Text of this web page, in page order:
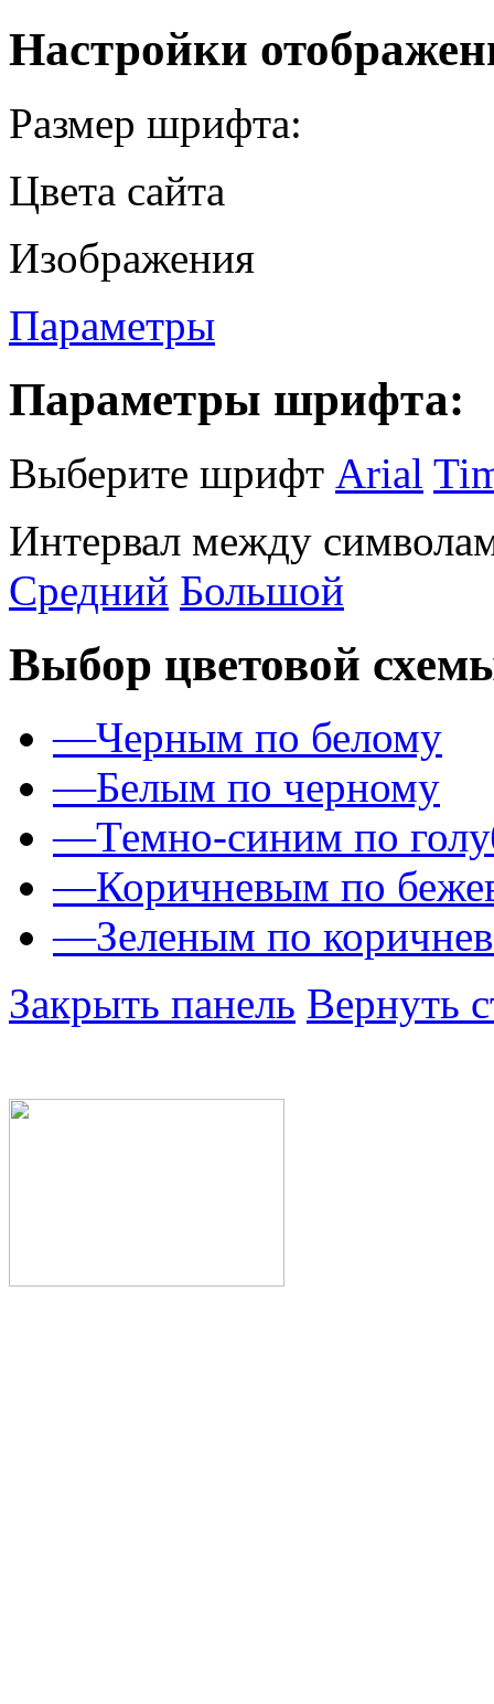
Настройки
Размер шрифта:
Цвета сайта
Изображения
Параметры
Параметры шрифта:
Выберите шрифт Arial
Интервал между
Средний Большой
Выбор цветовой
—Черным по белому
—Белым по черному
—Темно-синим по
—Коричневым по
—Зеленым по
Закрыть панель Вернуть